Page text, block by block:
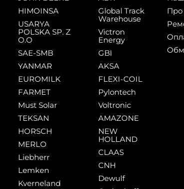
HIMOINSA
USARYA
POLSKA SP. Z
O.O
SAE-SMB
YANMAR
EUROMILK
FARMET
Must Solar
TEKSAN
HORSCH
MERLO
Liebherr
Lemken
Kverneland
Global Track
Warehouse
Victron
Energy
GBI
AKSA
FLEXI-COIL
Pylontech
Voltronic
AMAZONE
NEW
HOLLAND
CLAAS
CNH
Dewulf
Про